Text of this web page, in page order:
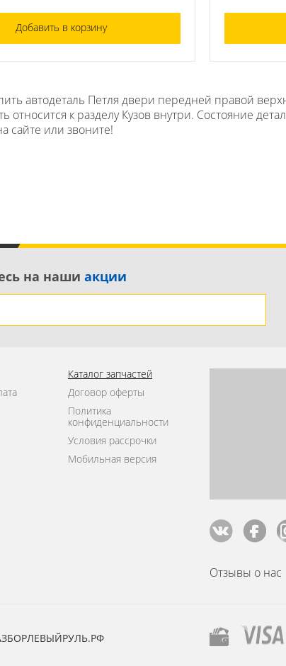
Добавить в корзину
автодеталь Петля двери передней правой
относится к разделу Кузов внутри. Состояние
сайте или звоните!
на наши акции
Каталог запчастей
Договор оферты
Политика
конфиденциальности
Условия рассрочки
Мобильная версия
Отзывы о нас